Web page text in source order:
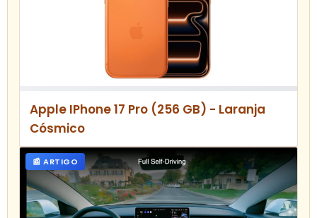
Apple IPhone 17 Pro (256 GB) - Laranja
Cósmico
📰 ARTIGO